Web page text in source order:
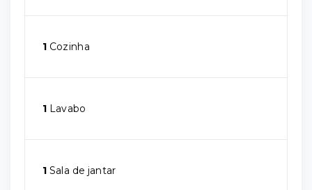
1 Cozinha
1 Lavabo
1 Sala de jantar